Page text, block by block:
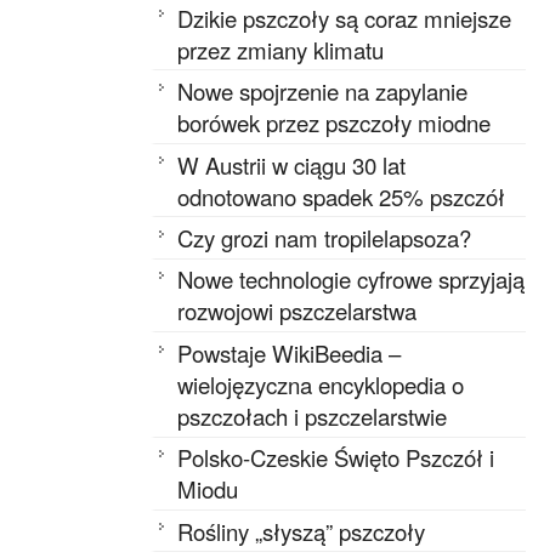
Dzikie pszczoły są coraz mniejsze
przez zmiany klimatu
Nowe spojrzenie na zapylanie
borówek przez pszczoły miodne
W Austrii w ciągu 30 lat
odnotowano spadek 25% pszczół
Czy grozi nam tropilelapsoza?
Nowe technologie cyfrowe sprzyjają
rozwojowi pszczelarstwa
Powstaje WikiBeedia –
wielojęzyczna encyklopedia o
pszczołach i pszczelarstwie
Polsko-Czeskie Święto Pszczół i
Miodu
Rośliny „słyszą” pszczoły